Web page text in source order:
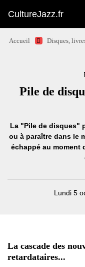
CultureJazz.fr
Accueil Disques,
Pile de
La "Pile de disques"
ou à paraître dans le
échappé au moment
Lundi 5
La cascade des
retardataires...